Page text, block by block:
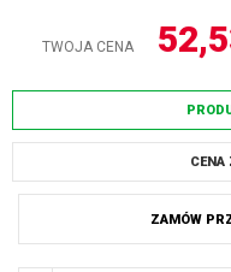
TWOJA CENA
CENA
ZAMÓW